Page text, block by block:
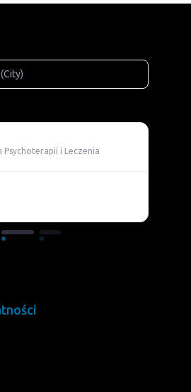
Psychoterapii i Leczenia